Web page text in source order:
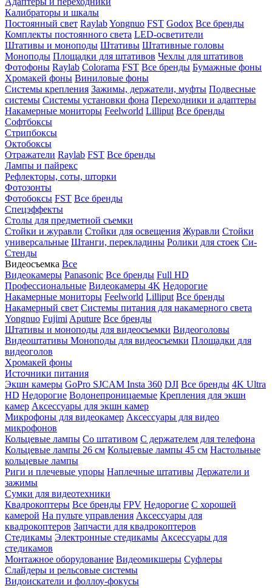
Калибраторы и шкалы
Постоянный свет RaylabYongnuo FST Godox Все бренды
Комплекты постоянного света LED-осветители
Штативы и моноподы Штативы Штативные головы
Моноподы Площадки для штативов Чехлы для штативов
Фотофоны Raylab Colorama FST Все бренды Бумажные фоны
Хромакей фоны Виниловые фоны
Системы крепления Зажимы, держатели, муфты Подвесные
системы Системы установки фона Переходники и адаптеры
Накамерные мониторы Feelworld Lilliput Все бренды
Софтбоксы
Стрипбоксы
Октобоксы
Отражатели Raylab FST Все бренды
Лампы и пайрекс
Рефлекторы, соты, шторки
Фотозонты
Фотобоксы FST Все бренды
Спецэффекты
Столы для предметной съемки
Стойки и журавли Стойки для освещения Журавли Стойки
универсальные Штанги, перекладины Ролики для стоек Си-
Стенды
Видеосъемка Все
Видеокамеры Panasonic Все бренды Full HD
Профессиональные Видеокамеры 4K Недорогие
Накамерные мониторы Feelworld Lilliput Все бренды
Накамерный свет Системы питания для накамерного света
Yongnuo Fujimi Aputure Все бренды
Штативы и моноподы для видеосъемки Видеоголовы
Видеоштативы Моноподы для видеосъемки Площадки для
видеоголов
Хромакей фоны
Источники питания
Экшн камеры GoPro SJCAM Insta 360 DJI Все бренды 4K Ultra
HD Недорогие Водонепроницаемые Крепления для экшн
камер Аксессуары для экшн камер
Микрофоны для видеокамер Аксессуары для видео
микрофонов
Кольцевые лампы Со штативом C держателем для телефона
Кольцевые лампы 26 см Кольцевые лампы 45 см Настольные
кольцевые лампы
Риги и плечевые упоры Наплечные штативы Держатели и
зажимы
Сумки для видеотехники
Квадрокоптеры Все бренды FPV Недорогие С хорошей
камерой На пульте управления Аксессуары для
квадрокоптеров Запчасти для квадрокоптеров
Стедикамы Электронные стедикамы Аксессуары для
стедикамов
Монтажное оборудование Видеомикшеры Суфлеры
Слайдеры и рельсовые системы
Видоискатели и фоллоу-фокусы